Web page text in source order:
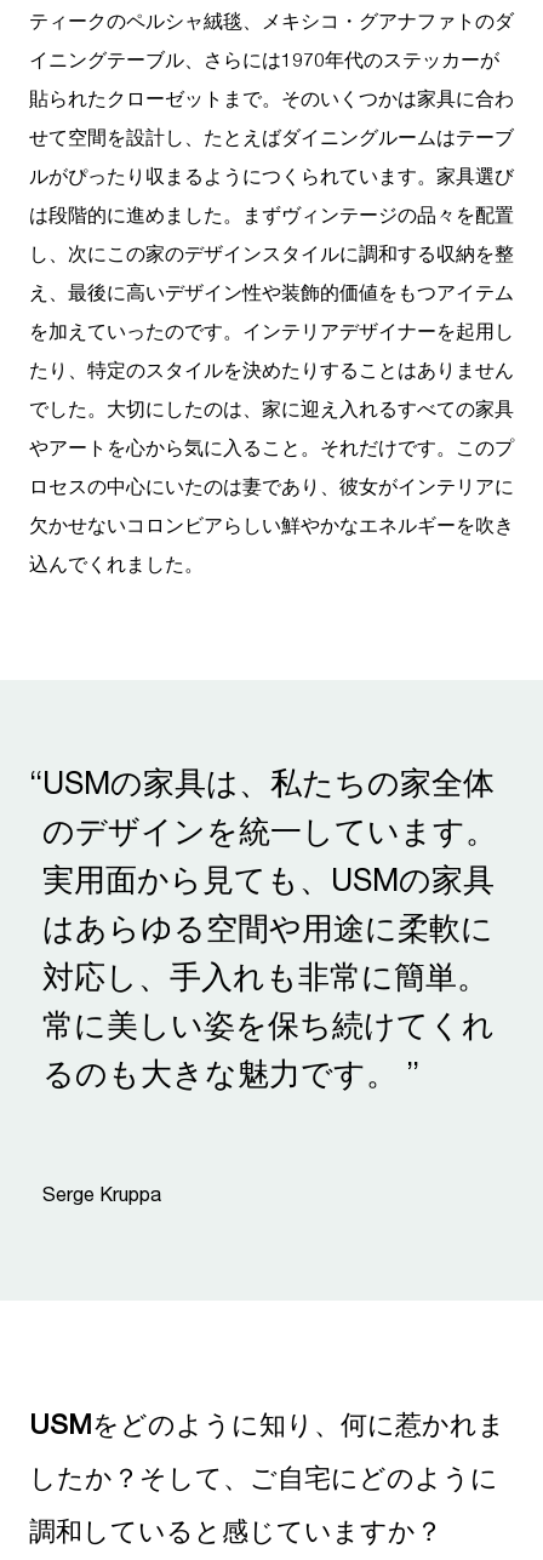
ティークのペルシャ絨毯、メキシコ・グアナファトのダ
イニングテーブル、さらには1970年代のステッカーが
貼られたクローゼットまで。そのいくつかは家具に合わ
せて空間を設計し、たとえばダイニングルームはテーブ
ルがぴったり収まるようにつくられています。家具選び
は段階的に進めました。まずヴィンテージの品々を配置
し、次にこの家のデザインスタイルに調和する収納を整
え、最後に高いデザイン性や装飾的価値をもつアイテム
を加えていったのです。インテリアデザイナーを起用し
たり、特定のスタイルを決めたりすることはありません
でした。大切にしたのは、家に迎え入れるすべての家具
やアートを心から気に入ること。それだけです。このプ
ロセスの中心にいたのは妻であり、彼女がインテリアに
欠かせないコロンビアらしい鮮やかなエネルギーを吹き
込んでくれました。
“USMの家具は、私たちの家全体
のデザインを統一しています。
実用面から見ても、USMの家具
はあらゆる空間や用途に柔軟に
対応し、手入れも非常に簡単。
常に美しい姿を保ち続けてくれ
るのも大きな魅力です。 ”
Serge Kruppa
USMをどのように知り、何に惹かれま
したか？そして、ご自宅にどのように
調和していると感じていますか？